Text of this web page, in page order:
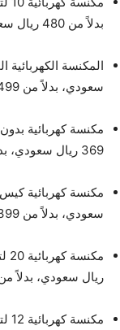
بدلاً من 480 ريال سعودي.
سعودي، بدلاً من 499 ريال سعودي.
369 ريال سعودي، بدلاً من 499 ريال سعودي.
سعودي، بدلاً من 399 ريال سعودي.
ريال سعودي، بدلاً من 399.75 ريال